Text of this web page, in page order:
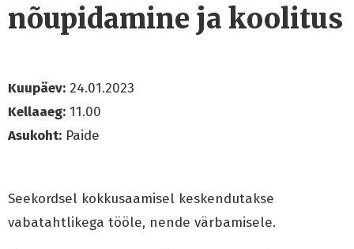
nõupidamine ja koolitus
Kuupäev: 24.01.2023
Kellaaeg: 11.00
Asukoht: Paide
Seekordsel kokkusaamisel keskendutakse
vabatahtlikega tööle, nende värbamisele.